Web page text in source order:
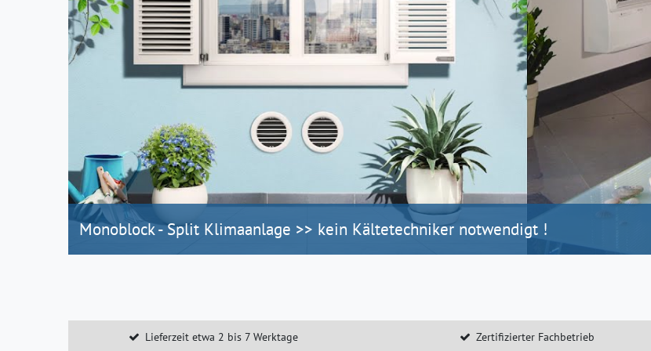
Monoblock - Split Klimaanlage >> kein Kältetechniker notwendigt !
Lieferzeit etwa 2 bis 7 Werktage Zertifizierter Fachbetrieb